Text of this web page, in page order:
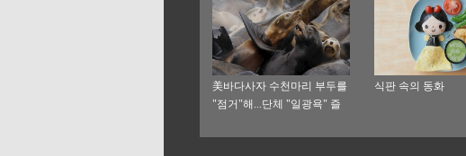
美바다사자 수천마리 부두를
"점거"해...단체 "일광욕" 즐
식판 속의 동화